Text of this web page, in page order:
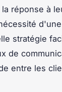
réponse à
stratégie
de
entre les